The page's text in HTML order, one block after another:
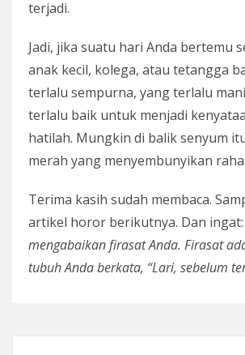
terjadi.
Jadi, jika suatu hari Anda bertemu
anak kecil, kolega, atau tetangga
terlalu sempurna, yang terlalu
terlalu baik untuk menjadi
hatilah. Mungkin di balik senyum
merah yang menyembunyikan
Terima kasih sudah membaca.
artikel horor berikutnya. Dan ingat:
mengabaikan firasat Anda. Firasat
tubuh Anda berkata, “Lari, sebelum